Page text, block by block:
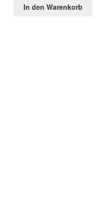
In den Warenkorb